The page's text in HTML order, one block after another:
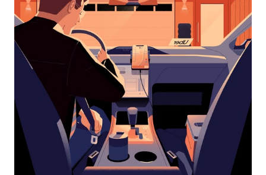
日
并
期。
按
退